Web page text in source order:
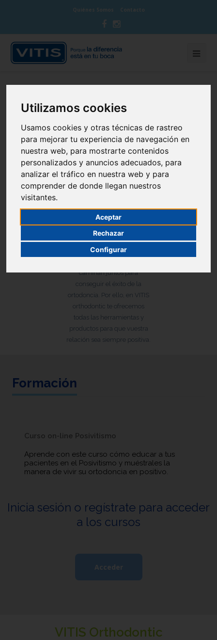
Utilizamos cookies
Usamos cookies y otras técnicas de rastreo
para mejorar tu experiencia de navegación en
nuestra web, para mostrarte contenidos
personalizados y anuncios adecuados, para
analizar el tráfico en nuestra web y para
comprender de donde llegan nuestros
visitantes.
Aceptar
Rechazar
Configurar
Quiénes Somos Contacto
clave paran inculcar una
actitud positiva en tus
pacientes con ortodoncia.
Debes establecer una
comunicación horizontal con
tus pacientes, de igual a igual.
de convenir con el paciente
su plan de tratamiento ayuda
a crear una relación de
alianza terapéutica, donde
caminan juntos para
conseguir el éxito de la
ortodoncia. Por ello, en VITIS
orthodontic te ofrecemos
todas las herramientas y
productos para que vuestra
relación sea siempre positiva.
Formación
Curso on-line Posivitismo
Aprende con este curso cómo educar a tus
pacientes en el Posivitismo y muéstrales la
manera de vivir su ortodoncia en positivo.
Inicia sesión o regístrate para acceder
a los cursos
Acceder
VITIS Orthodontic